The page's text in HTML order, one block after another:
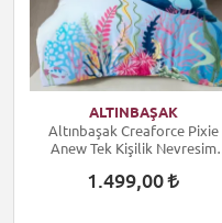
ALTINBAŞAK
Altınbaşak Creaforce Pixie
Anew Tek Kişilik Nevresim
1.499,00